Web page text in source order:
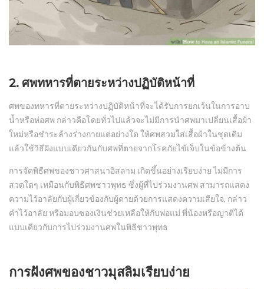
2. ศพทหารที่ตายระหว่างปฏิบัติหน้าที่
ศพของทหารที่ตายระหว่างปฏิบัติหน้าที่จะได้รับการยกเว้นในการอาบ
น้ำหรือห่อศพ กล่าวคือโดยทั่วไปแล้วจะไม่มีการนำศพมาเปลี่ยนเสื้อผ้า
ใหม่หรือชำระล้างร่างกายแต่อย่างใด ให้ศพสวมใส่เสื้อผ้าในชุดเดิม
แล้วใช้วิธีฝังแบบเดียวกันกับศพที่ตายจากโรคภัยไข้เจ็บในข้อข้างต้น
การจัดพิธีศพของชาวศาสนาอิสลาม เกิดขึ้นอย่างเรียบง่าย ไม่มีการ
สวดใดๆ เหมือนกับพิธีศพชาวพุทธ ซึ่งผู้ที่ไปร่วมงานศพ สามารถแสดง
ความไว้อาลัยกับผู้เกี่ยวข้องกับผู้ตายด้วยการแสดงความเสียใจ, กล่าว
คำไว้อาลัย หรือมอบซองเงินช่วยเหลือให้กับพ่อแม่ พี่น้องหรือญาติได้
แบบเดียวกับการไปร่วมงานศพในพิธีชาวพุทธ
การฝังศพของชาวมุสลิมเรียบง่าย